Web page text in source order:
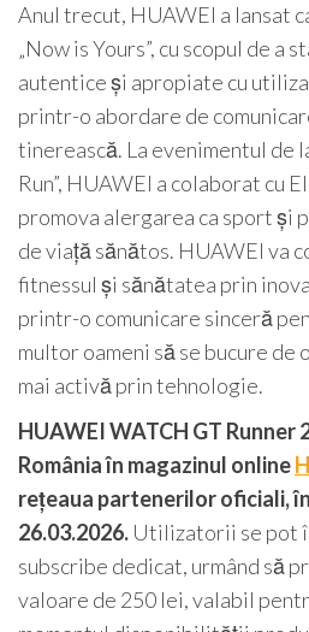
Anul trecut, HUAWEI a lansat
„Now is Yours”, cu scopul de a
autentice și apropiate cu
printr-o abordare de
tinerească. La evenimentul de
Run”, HUAWEI a colaborat cu
promova alergarea ca sport și
de viață sănătos. HUAWEI va
fitnessul și sănătatea prin
printr-o comunicare sinceră
multor oameni să se bucure de
mai activă prin tehnologie.
HUAWEI WATCH GT Runner
România în magazinul online
rețeaua partenerilor oficiali,
26.03.2026. Utilizatorii se pot
subscribe dedicat, urmând să
valoare de 250 lei, valabil